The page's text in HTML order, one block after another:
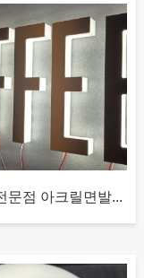
문점 아크릴면발...